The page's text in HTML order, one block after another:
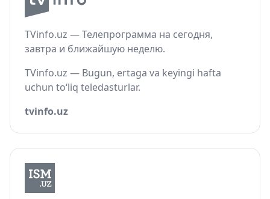
TVinfo.uz — Телепрограмма на сегодня,
завтра и ближайшую неделю.
TVinfo.uz — Bugun, ertaga va keyingi hafta
uchun to‘liq teledasturlar.
tvinfo.uz